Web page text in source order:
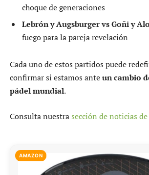
choque de generaciones
Lebrón y Augsburger vs Goñi y
fuego para la pareja revelación
Cada uno de estos partidos puede
confirmar si estamos anteun cambio
pádel mundial.
Consulta nuestrasección de noticias
AMAZON